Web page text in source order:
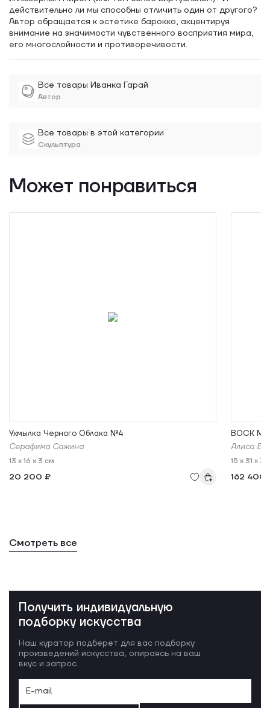
Все товары Иванка Гарай
Автор
Все товары в этой категории
Скульптура
действительно ли мы способны отличить один от другого?
Автор обращается к эстетике барокко, акцентируя
внимание на значимости чувственного восприятия мира,
его многослойности и противоречивости.
Может понравиться
Ухмылка Черного Облака №4
Серафима Сажина
13 x 16 x 3 см
20 200 ₽
BOCK
Алиса
15 x 31 x
162 400
Смотреть все
Получить индивидуальную
подборку искусства
Наш куратор подберёт для вас подборку
произведений искусства, опираясь на ваш
вкус и запрос.